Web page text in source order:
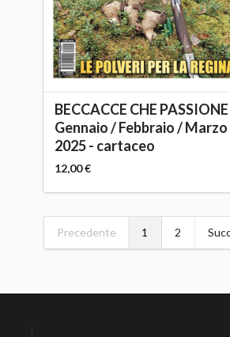
BECCACCE CHE
Gennaio / Febbraio / Marzo
2025 - cartaceo
12,00 €
Precedente 1 2